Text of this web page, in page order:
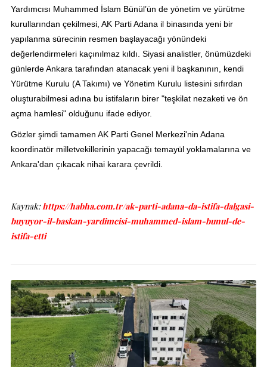
Yardımcısı Muhammed İslam Bünül’ün de yönetim ve yürütme
kurullarından çekilmesi, AK Parti Adana il binasında yeni bir
yapılanma sürecinin resmen başlayacağı yönündeki
değerlendirmeleri kaçınılmaz kıldı. Siyasi analistler, önümüzdeki
günlerde Ankara tarafından atanacak yeni il başkanının, kendi
Yürütme Kurulu (A Takımı) ve Yönetim Kurulu listesini sıfırdan
oluşturabilmesi adına bu istifaların birer "teşkilat nezaketi ve ön
açma hamlesi" olduğunu ifade ediyor.
Gözler şimdi tamamen AK Parti Genel Merkezi'nin Adana
koordinatör milletvekillerinin yapacağı temayül yoklamalarına ve
Ankara'dan çıkacak nihai karara çevrildi.
Kaynak:https://habha.com.tr/ak-parti-adana-da-istifa-dalgasi-
buyuyor-il-baskan-yardimcisi-muhammed-islam-bunul-de-
istifa-etti